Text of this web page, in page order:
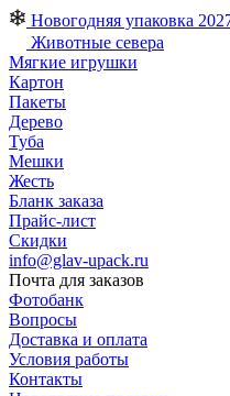
Новогодняя упаковка
Животные севера
Мягкие игрушки
Картон
Пакеты
Дерево
Туба
Мешки
Жесть
Бланк заказа
Прайс-лист
Скидки
info@glav-upack.ru
Почта для заказов
Фотобанк
Вопросы
Доставка и оплата
Условия работы
Контакты